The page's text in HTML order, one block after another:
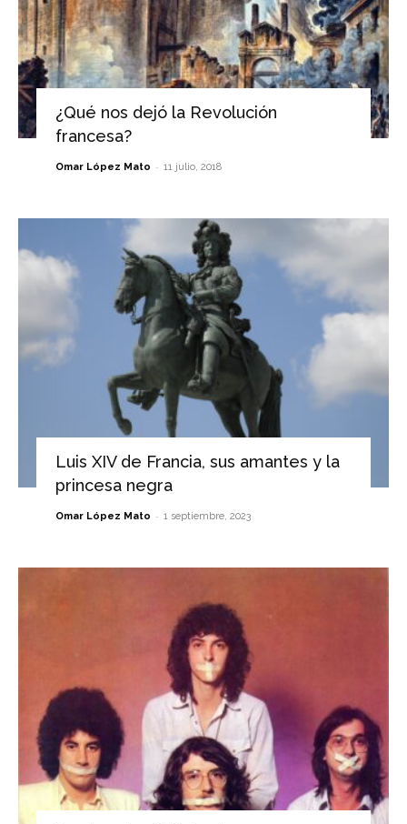
¿Qué nos dejó la Revolución
francesa?
Omar López Mato - 11 julio, 2018
Luis XIV de Francia, sus amantes y la
princesa negra
Omar López Mato - 1 septiembre, 2023